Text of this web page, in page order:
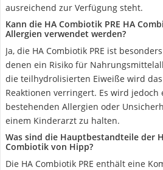
ausreichend zur Verfügung steht.
Kann die HA Combiotik PRE HA
Allergien verwendet werden?
Ja, die HA Combiotik PRE ist
denen ein Risiko für
die teilhydrolisierten Eiweiße wird
Reaktionen verringert. Es wird jedoch
bestehenden Allergien oder
einem Kinderarzt zu halten.
Was sind die Hauptbestandteile der
Combiotik von Hipp?
Die HA Combiotik PRE enthält eine